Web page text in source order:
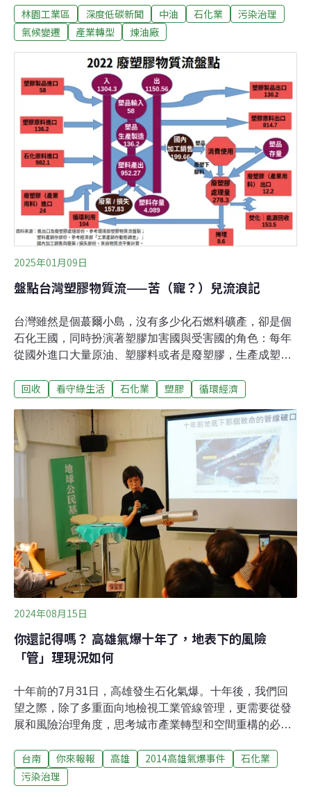
出現減產或關廠潮。環境權權保障基金會昨（22）日發布
報告，呼籲將四輕更新預算投入石化業「產能合理化」，
更新預算應投入「產能合理化」回應新四輕更新計畫，環
境權保障基金會22日發布《「新四輕還能蓋嗎？」──全球
與台灣石化塑膠原料產能過剩及全球石化「產能合理化」
趨勢》政策報告。報告作者、環境權保障基金會副執行長
許博任指出，全球石化業六大基礎化學品，2024年產量較
需求高出20～30%，一般情況下，產量會高出需求
10%~15%，供過於求將延續至2030年；回看台灣，乙烯
及丙烯的利用率也持續下降。除化學原料，國內外在泛用
塑膠製造上也同樣面臨生產
林園工業區 深度低碳新聞 中油 石化業
污染治理
氣候變遷
產業轉型 煉油廠
2025年01月09日
盤點台灣塑膠物質流——苦（寵？）兒流浪記
台灣雖然是個蕞爾小島，沒有多少化石燃料礦產，卻是個
石化王國，同時扮演著塑膠加害國與受害國的角色：每年
從國外進口大量原油、塑膠料或者是廢塑膠，生產成塑膠
盤點，2022年台灣國內產業為了生產製造、銷售販賣及使
塑膠料、24萬噸可再生的廢塑膠（以「產業用料」[1] 名義
進口），以及58萬噸的塑膠製品，加上從國內回收的廢塑
膠104萬噸，總共吸納了1304.3萬噸來自世界各地、處於
塑膠不同生命週期的物料或物品。國內產業這1304.3萬噸
的物質吞吐量中，產出952.27萬噸的塑料，加上進口
136.2萬噸塑料所產生的塑膠製品，整體塑膠產量可達
1088.47萬噸，同時有高達157.83萬噸的物質損失或廢
棄。1088.47萬噸的塑膠產量，加上輸入的塑膠製品58萬
噸，來自過去庫存的塑料4.089萬噸，
回收 看守綠生活 石化業 塑膠 循環經濟
2024年08月15日
你還記得嗎？ 高雄氣爆十年了，地表下的風險
「管」理現況如何
十年前的7月31日，高雄發生石化氣爆。十年後，我們回
望之際，除了多重面向地檢視工業管線管理，更需要從發
展和風險治理角度，思考城市產業轉型和空間重構的必要
國科會整合型研究計畫「探尋石化高雄的永續與公正轉型
路徑－從知識到行動的整合型研究」、台灣氣候行動網絡
台南 你來報報 高雄 2014高雄氣爆事件
石化業
污染治理